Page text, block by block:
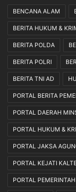
BENCANA ALAM
BERITA HUKUM &
BERITA POLDA
BERITA POLRI
BERITA TNI AD
PORTAL BERITA
PORTAL DAERAH
PORTAL HUKUM &
PORTAL JAKSA
PORTAL KEJATI
PORTAL PEMERINTAH